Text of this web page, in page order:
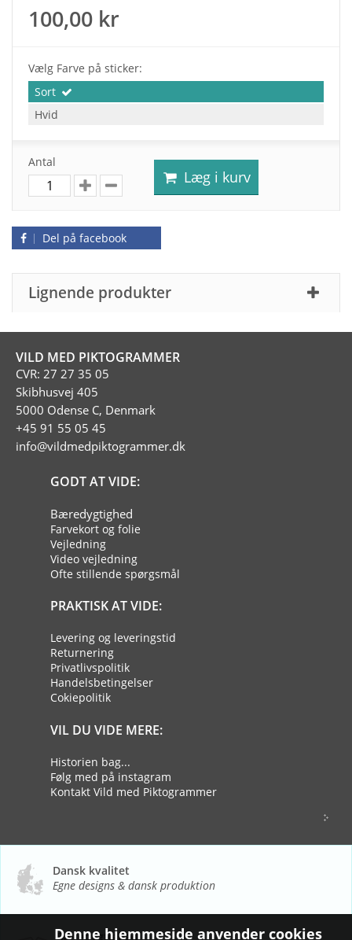
100,00 kr
Vælg Farve på sticker:
Sort
Hvid
Antal
Læg i kurv
Del på facebook
Lignende produkter
VILD MED PIKTOGRAMMER
CVR: 27 27 35 05
Skibhusvej 405
5000 Odense C, Denmark
+45 91 55 05 45
info@vildmedpiktogrammer.dk
GODT AT VIDE:
Bæredygtighed
Farvekort og folie
Vejledning
Video vejledning
Ofte stillende spørgsmål
PRAKTISK AT VIDE:
Levering og leveringstid
Returnering
Privatlivspolitik
Handelsbetingelser
Cokiepolitik
VIL DU VIDE MERE:
Historien bag...
Følg med på instagram
Kontakt Vild med Piktogrammer
Dansk kvalitet
Egne designs & dansk produktion
Bæredygtighed
Denne hjemmeside anvender cookies